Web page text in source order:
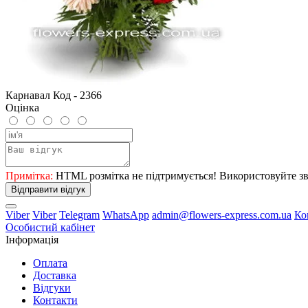
Карнавал Код - 2366
Оцінка
Примітка: HTML розмітка не підтримується! Використовуйте
Відправити відгук
Viber Viber Telegram WhatsApp admin@flowers-express.com.ua
Особистий кабінет
Інформація
Оплата
Доставка
Відгуки
Контакти